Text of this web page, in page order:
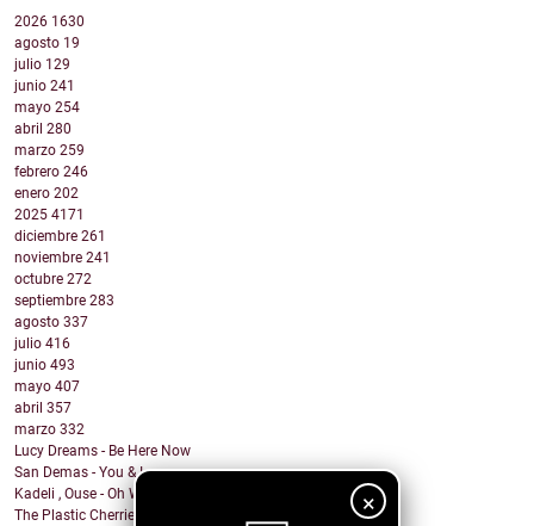
×
2026 1630
agosto 19
julio 129
junio 241
mayo 254
abril 280
marzo 259
febrero 246
enero 202
2025 4171
diciembre 261
noviembre 241
octubre 272
septiembre 283
agosto 337
julio 416
junio 493
mayo 407
abril 357
marzo 332
Lucy Dreams - Be Here Now
San Demas - You & I
Kadeli , Ouse - Oh Well
The Plastic Cherries - Twister